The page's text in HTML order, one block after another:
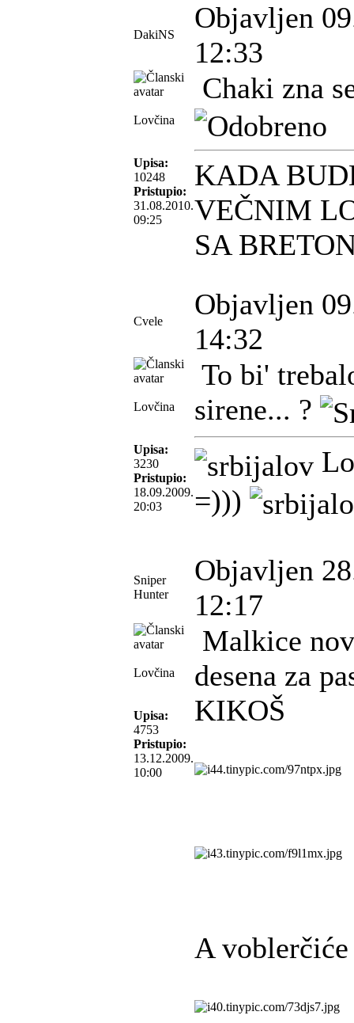
DakiNS
Objavljen
12:33
Lovčina
Upisa:
10248
Pristupio:
31.08.2010.
09:25
Chaki zna
KADA
VEČNIM
SA
Cvele
Objavljen
14:32
Lovčina
Upisa:
3230
Pristupio:
18.09.2009.
20:03
To bi'
sirene... ?
=)))
Sniper
Hunter
Objavljen
12:17
Lovčina
Upisa:
4753
Pristupio:
13.12.2009.
10:00
Malkice
desena za
KIKOŠ
A